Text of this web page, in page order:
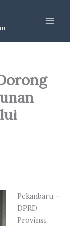
Pekanbaru –
DPRD
Provinsi